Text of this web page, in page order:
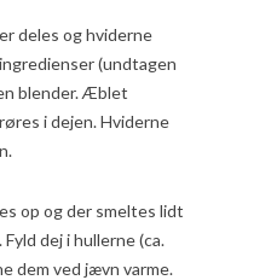
deles og hviderne
(undtagen
blender. Æblet
i dejen. Hviderne
op og der smeltes lidt
dej i hullerne (ca.
dem ved jævn varme.